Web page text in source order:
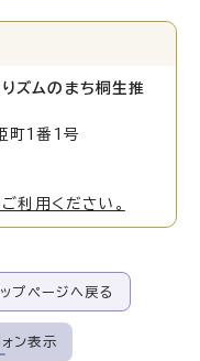
ズムのまち桐生推
1番1号
利用ください。
ップページへ戻る
ォン表示